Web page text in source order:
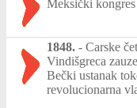
Meksički
1848. - Carske
Vindišgreca
Bečki ustanak
revolucionarna